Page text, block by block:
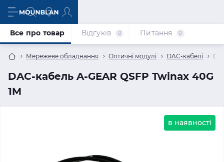
Мережеве обладнання Оптичні модулі DAC-кабелі
DAC-кабель A-GEAR QSFP Twinax 40G
1M
Все про товар Відгуків 0 Питання 0
в наявності